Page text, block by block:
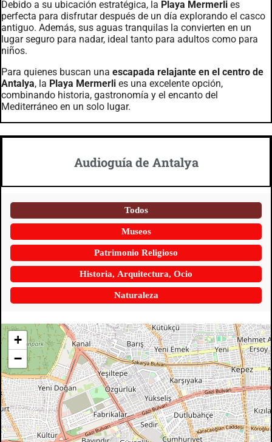
Debido a su ubicación estratégica, la Playa Mermerli es
perfecta para disfrutar después de un día explorando el casco
antiguo. Además, sus aguas tranquilas la convierten en un
lugar seguro para nadar, ideal tanto para adultos como para
niños.
Para quienes buscan una escapada relajante en el centro de
Antalya, la Playa Mermerli es una excelente opción,
combinando historia, gastronomía y el encanto del
Mediterráneo en un solo lugar.
Audioguía de Antalya
Todos
Museos
Patrimonio Religioso
Historia, Arquitectura, Ocio
Naturaleza
+
−